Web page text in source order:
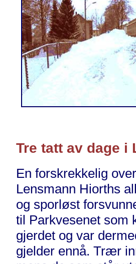
Tre tatt av dage i
En forskrekkelig
Lensmann Hiorths
og sporløst
til Parkvesenet som
gjerdet og var
gjelder ennå. Trær